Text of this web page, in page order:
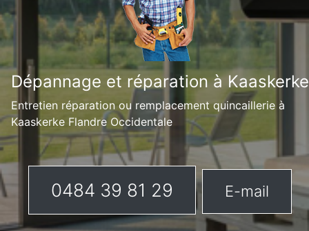
Dépannage et réparation à Kaaskerke
Entretien réparation ou remplacement quincaillerie à
Kaaskerke Flandre Occidentale
0484 39 81 29 E-mail